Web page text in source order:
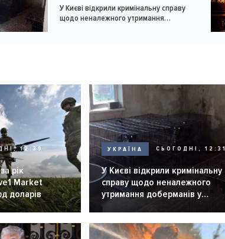
У Києві відкрили кримінальну справу
щодо неналежного утримання
12:39
рік
Market
доларів
УКРАЇНА СЬОГОДНІ, 12:31
У Києві відкрили кримінальну
справу щодо неналежного
утримання доберманів у
розпліднику